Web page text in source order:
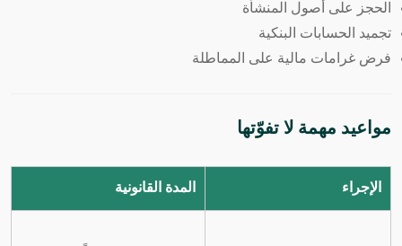
الحجز على أصول المنشأة
تجميد الحسابات البنكية
فرض غرامات مالية على المماطلة
مواعيد مهمة لا تفوّتها
الإجراء المدة القانونية